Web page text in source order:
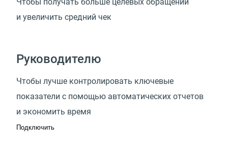
и увеличить средний чек
Руководителю
Чтобы лучше контролировать ключевые
показатели с помощью автоматических отчетов
и экономить время
Подключить